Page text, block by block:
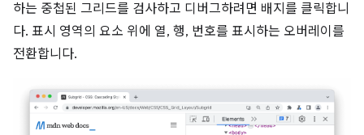
하는 중첩된 그리드를 검사하고 디버그하려면 배지를 클릭합니
다. 표시 영역의 요소 위에 열, 행, 번호를 표시하는 오버레이를
전환합니다.